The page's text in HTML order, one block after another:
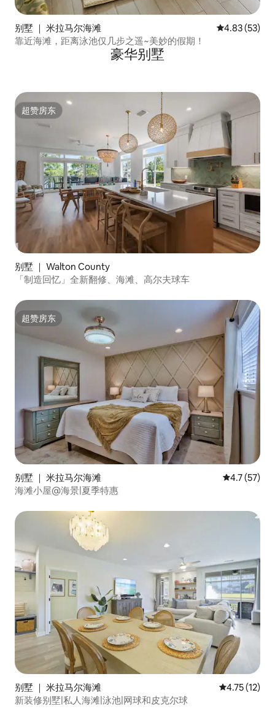
别墅 ｜ 米拉马尔海滩 平均评分
4.83 (53)
靠近海滩，距离泳池仅几步之遥~美妙的假期！
豪华别墅
超赞房东
超赞房东
别墅 ｜ Walton County
「制造回忆」全新翻修、海滩、高尔夫球车
超赞房东
超赞房东
别墅 ｜ 米拉马尔海滩 平均评分
4.7 (57)
海滩小屋@海景|夏季特惠
别墅 ｜ 米拉马尔海滩 平均评分
4.75 (12)
新装修别墅|私人海滩|泳池|网球和皮克尔球